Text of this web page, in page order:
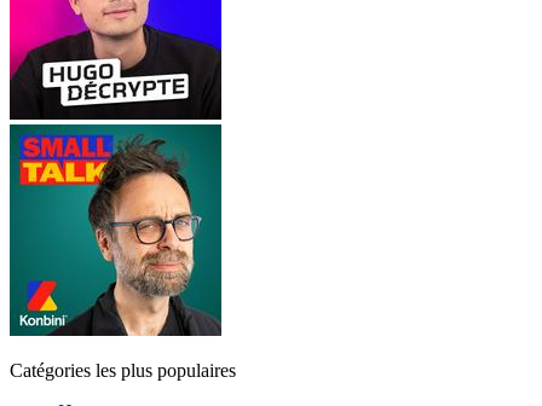
Catégories les plus populaires